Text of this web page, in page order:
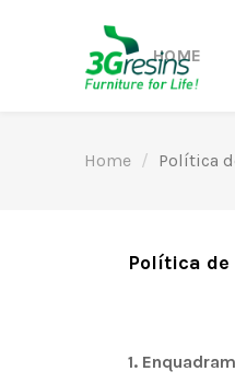
HOME
Home Política
Política de
1.